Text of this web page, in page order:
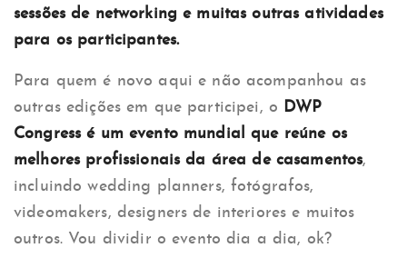
sessões de networking e muitas outras atividades
para os participantes.
Para quem é novo aqui e não acompanhou as
outras edições em que participei, o DWP
Congress é um evento mundial que reúne os
melhores profissionais da área de casamentos,
incluindo wedding planners, fotógrafos,
videomakers, designers de interiores e muitos
outros. Vou dividir o evento dia a dia, ok?